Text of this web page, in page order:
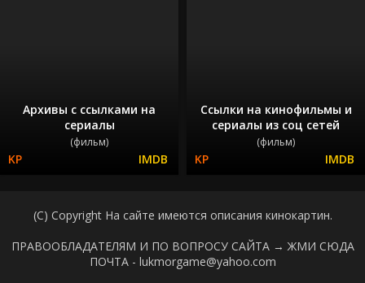
Архивы с ссылками на
сериалы
(фильм)
Ссылки на кинофильмы и
сериалы из соц сетей
(фильм)
(C) Copyright На сайте имеются описания кинокартин.
ПРАВООБЛАДАТЕЛЯМ И ПО ВОПРОСУ САЙТА → ЖМИ СЮДА
ПОЧТА - lukmorgame@yahoo.com